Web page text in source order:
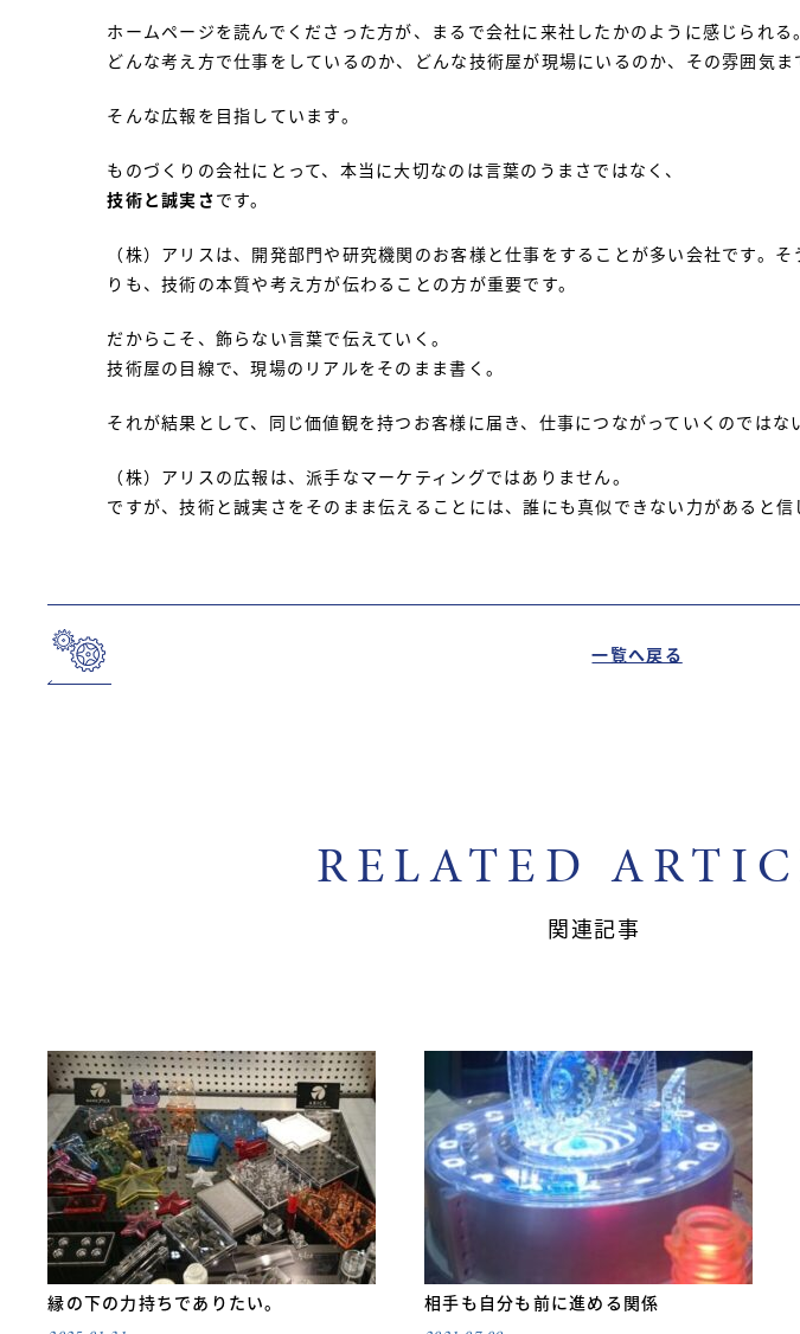
ホームページを読んでくださった方が、まるで会社に来社したかのように感じられる。
どんな考え方で仕事をしているのか、どんな技術屋が現場にいるのか、その雰囲気ま
そんな広報を目指しています。
ものづくりの会社にとって、本当に大切なのは言葉のうまさではなく、
技術と誠実さです。
（株）アリスは、開発部門や研究機関のお客様と仕事をすることが多い会社です。
りも、技術の本質や考え方が伝わることの方が重要です。
だからこそ、飾らない言葉で伝えていく。
技術屋の目線で、現場のリアルをそのまま書く。
それが結果として、同じ価値観を持つお客様に届き、仕事につながっていくのではな
（株）アリスの広報は、派手なマーケティングではありません。
ですが、技術と誠実さをそのまま伝えることには、誰にも真似できない力があると信
一覧へ戻る
RELATED
関連記事
縁の下の力持ちでありたい。 相手も自分も前に進める関係